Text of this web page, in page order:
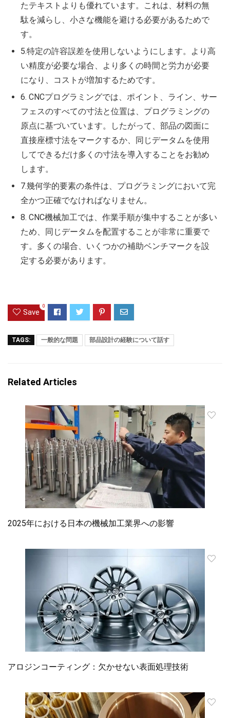
たテキストよりも優れています。これは、材料の無
駄を減らし、小さな機能を避ける必要があるためで
す。
5.特定の許容誤差を使用しないようにします。より高
い精度が必要な場合、より多くの時間と労力が必要
になり、コストが増加するためです。
6. CNCプログラミングでは、ポイント、ライン、サー
フェスのすべての寸法と位置は、プログラミングの
原点に基づいています。したがって、部品の図面に
直接座標寸法をマークするか、同じデータムを使用
してできるだけ多くの寸法を導入することをお勧め
します。
7.幾何学的要素の条件は、プログラミングにおいて完
全かつ正確でなければなりません。
8. CNC機械加工では、作業手順が集中することが多い
ため、同じデータムを配置することが非常に重要で
す。多くの場合、いくつかの補助ベンチマークを設
定する必要があります。
Save
0
TAGS: 一般的な問題 部品設計の経験について話す
Related Articles
2025年における日本の機械加工業界への影響
アロジンコーティング：欠かせない表面処理技術